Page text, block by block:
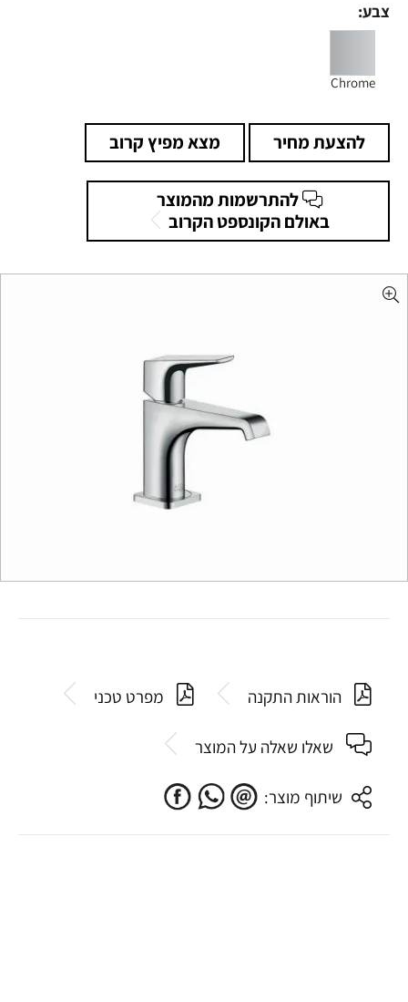
צבע:
Chrome
להצעת מחיר מצא מפיץ קרוב
להתרשמות מהמוצר
באולם הקונספט הקרוב
הוראות התקנה מפרט טכני
שאלו שאלה על המוצר
שיתוף מוצר: